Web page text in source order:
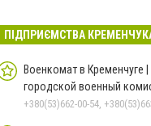
ПІДПРИЄМСТВА
Военкомат в Кременчуге
городской военный